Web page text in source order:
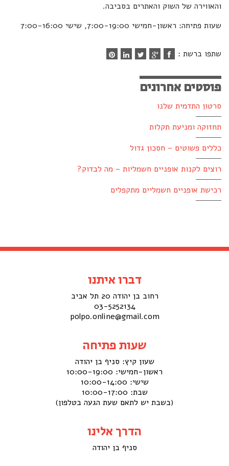
והאווירה של השוק והאתרים בסביבה.
שעות פתיחה: ראשון-חמישי 7:00-19:00, שישי 7:00-16:00
שתפו ברשת :
פוסטים אחרונים
סרטון התדמית שלנו
תחזוקה ומניעת תקלות
כללים פשוטים – חסכון גדול
רוצים לקנות אופניים חשמליות – מה לבדוק?
רכישת אופניים חשמליים מתקפלים
דברו איתנו
רחוב בן יהודה 20 תל אביב
03-5252134
polpo.online@gmail.com
שעות פתיחה
שעון קיץ: סניף בן יהודה
ראשון-חמישי: 10:00-19:00
שישי: 10:00-14:00
שבת: 10:00-17:00
(בשבת יש לתאם שעת הגעה בטלפון)
הדרך אלינו
סניף בן יהודה